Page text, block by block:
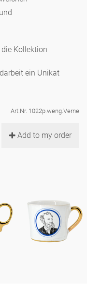
Luxe'
Kollektion
ein Unikat
Art.Nr. 1022p.weng.Verne
Add to my order